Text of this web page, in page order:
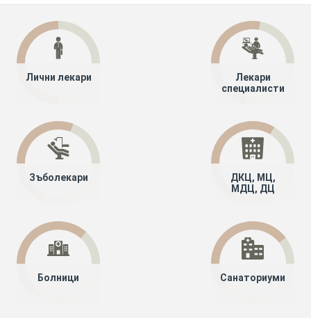
Лични лекари
Лекари
специалисти
Зъболекари
ДКЦ, МЦ,
МДЦ, ДЦ
Болници Санаториуми